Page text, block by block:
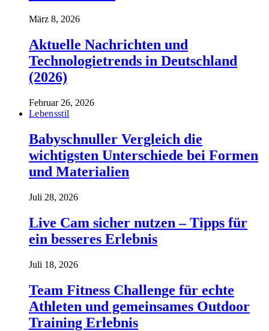
März 8, 2026
Aktuelle Nachrichten und
Technologietrends in Deutschland
(2026)
Februar 26, 2026
Lebensstil
Babyschnuller Vergleich die
wichtigsten Unterschiede bei Formen
und Materialien
Juli 28, 2026
Live Cam sicher nutzen – Tipps für
ein besseres Erlebnis
Juli 18, 2026
Team Fitness Challenge für echte
Athleten und gemeinsames Outdoor
Training Erlebnis